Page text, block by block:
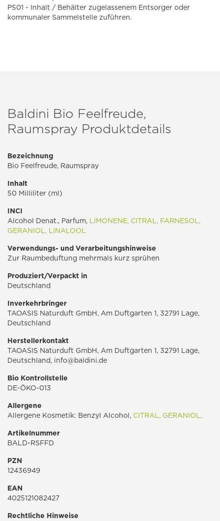
P501 - Inhalt / Behälter zugelassenem Entsorger oder
kommunaler Sammelstelle zuführen.
Baldini Bio Feelfreude,
Raumspray Produktdetails
Bezeichnung
Bio Feelfreude, Raumspray
Inhalt
50 Milliliter (ml)
INCI
Alcohol Denat., Parfum, LIMONENE, CITRAL, FARNESOL,
GERANIOL, LINALOOL
Verwendungs- und Verarbeitungshinweise
Zur Raumbeduftung mehrmals kurz sprühen
Produziert/Verpackt in
Deutschland
Inverkehrbringer
TAOASIS Naturduft GmbH, Am Duftgarten 1, 32791 Lage,
Deutschland
Herstellerkontakt
TAOASIS Naturduft GmbH, Am Duftgarten 1, 32791 Lage,
Deutschland, info@baldini.de
Bio Kontrollstelle
DE-ÖKO-013
Allergene
Allergene Kosmetik: Benzyl Alcohol, CITRAL, GERANIOL,
Artikelnummer
BALD-RSFFD
PZN
12436949
EAN
4025121082427
Rechtliche Hinweise